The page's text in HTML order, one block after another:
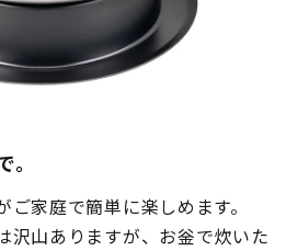
家庭で簡単に楽しめます。
沢山ありますが、お釡で炊いた